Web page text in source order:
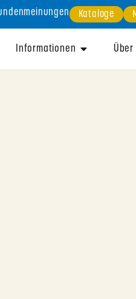
Kataloge
Informationen Über